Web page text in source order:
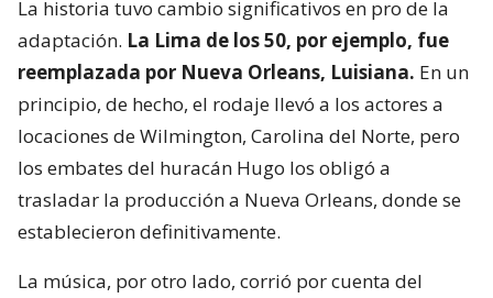
La historia tuvo cambio significativos en pro de la
adaptación. La Lima de los 50, por ejemplo, fue
reemplazada por Nueva Orleans, Luisiana. En un
principio, de hecho, el rodaje llevó a los actores a
locaciones de Wilmington, Carolina del Norte, pero
los embates del huracán Hugo los obligó a
trasladar la producción a Nueva Orleans, donde se
establecieron definitivamente.
La música, por otro lado, corrió por cuenta del